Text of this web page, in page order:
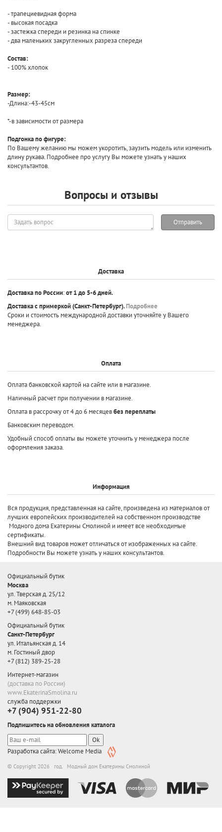
- трапециевидная форма
- высокая посадка
- застежка спереди и резинка на спинке
- два маленьких закругленных разреза спереди
Состав:
- 100% хлопок
Размер:
-Длина:-43-45см
*-в зависимости от размера
Подгонка по фигуре:
По Вашему желанию мы можем укоротить, заузить модель или изменить
длину рукава. Подробнее про услугу Вы можете узнать у наших
консультантов.
Вопросы и отзывы
Задать
вопрос
Отправить
Доставка
Доставка по России:от 1 до 5-6 дней.
Доставка с примеркой(Санкт-Петербург).Подробнее
Сроки и стоимость международной доставки уточняйте у Вашего
менеджера.
Оплата
Оплата банковской картой на сайте или в магазине.
Наличный расчет при получении в магазине.
Оплата в рассрочку от 4 до 6 месяцевбез переплаты
Банковским переводом.
Удобный способ оплаты вы можете уточнить у менеджера после
оформления заказа.
Информация
Вся продукция, представленная на сайте, произведена из материалов от
лучших европейских производителей на собственном производстве
Модного дома Екатерины Смолиной и имеет все необходимые
сертификаты.
Внешний вид товаров может отличаться от изображенных на сайте.
Подробности Вы можете узнать у наших консультантов.
Официальный бутик
Москва
ул. Тверская д. 25/12
м. Маяковская
+7 (499) 648-85-03
Официальный бутик
Санкт-Петербург
ул. Итальянская д. 14
м. Гостиный двор
+7 (812) 389-25-28
Интернет-магазин
(доставка по России)
www.EkaterinaSmolina.ru
служба поддержки
+7 (904) 951-22-80
Подпишитесь на обновления каталога
Ok
Разработка сайта: Welcome Media
© Copyright 2026 год. Модный дом Екатерины Смолиной